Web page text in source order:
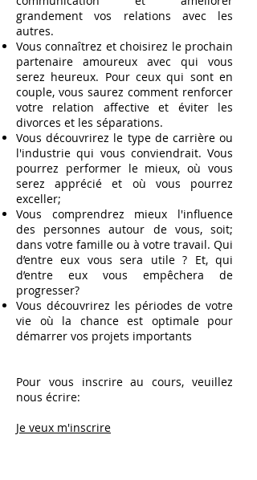
grandement vos relations avec les
autres.
Vous connaîtrez et choisirez le prochain
partenaire amoureux avec qui vous
serez heureux. Pour ceux qui sont en
couple, vous saurez comment renforcer
votre relation affective et éviter les
divorces et les séparations.
Vous découvrirez le type de carrière ou
l'industrie qui vous conviendrait. Vous
pourrez performer le mieux, où vous
serez apprécié et où vous pourrez
exceller;
Vous comprendrez mieux l'influence
des personnes autour de vous, soit;
dans votre famille ou à votre travail. Qui
d’entre eux vous sera utile ? Et, qui
d’entre eux vous empêchera de
progresser?
Vous découvrirez les périodes de votre
vie où la chance est optimale pour
démarrer vos projets importants
Pour vous inscrire au cours, veuillez
nous écrire:
Je veux m'inscrire